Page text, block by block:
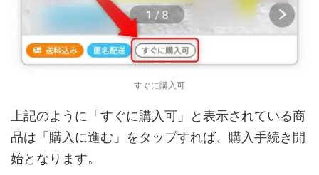
すぐに購入可
上記のように「すぐに購入可」と表示されている商
品は「購入に進む」をタップすれば、購入手続き開
始となります。